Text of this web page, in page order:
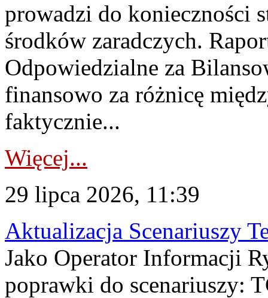
prowadzi do konieczności
środków zaradczych.
Odpowiedzialne za
finansowo za różnicę
faktycznie...
Więcej...
29 lipca 2026, 11:39
Aktualizacja Scenariuszy
Jako Operator Informacji
poprawki do scenariuszy: